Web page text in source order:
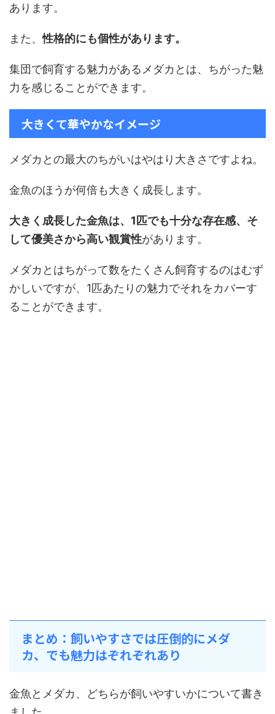
あります。
また、性格的にも個性があります。
集団で飼育する魅力があるメダカとは、ちがった魅
力を感じることができます。
大きくて華やかなイメージ
メダカとの最大のちがいはやはり大きさですよね。
金魚のほうが何倍も大きく成長します。
大きく成長した金魚は、1匹でも十分な存在感、そ
して優美さから高い観賞性があります。
メダカとはちがって数をたくさん飼育するのはむず
かしいですが、1匹あたりの魅力でそれをカバーす
ることができます。
まとめ：飼いやすさでは圧倒的にメダ
カ、でも魅力はぞれぞれあり
金魚とメダカ、どちらが飼いやすいかについて書き